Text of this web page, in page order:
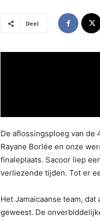
Deel
De aflossingsploeg van de
Rayane Borlée en onze
finaleplaats. Sacoor liep
verliezende tijden. Tot er
Het Jamaicaanse team,
geweest. De